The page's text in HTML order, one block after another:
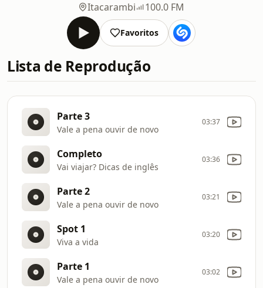
Itacarambi
100.0 FM
Favoritos
Lista de Reprodução
Parte 3
Vale a pena ouvir de novo
03:37
Completo
Vai viajar? Dicas de inglês
03:36
Parte 2
Vale a pena ouvir de novo
03:21
Spot 1
Viva a vida
03:20
Parte 1
Vale a pena ouvir de novo
03:02